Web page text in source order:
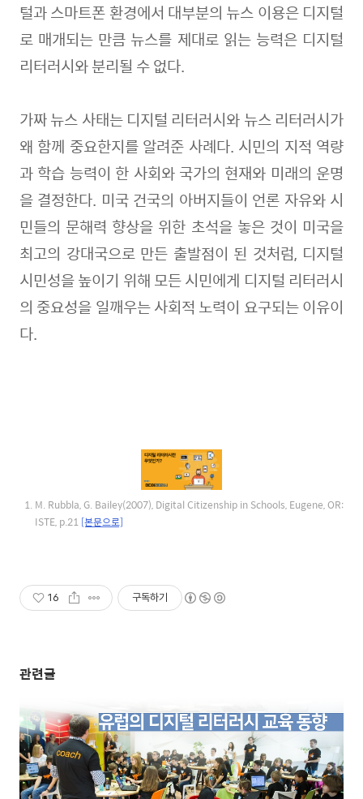
털과 스마트폰 환경에서 대부분의 뉴스 이용은 디지털
로 매개되는 만큼 뉴스를 제대로 읽는 능력은 디지털
리터러시와 분리될 수 없다.
가짜 뉴스 사태는 디지털 리터러시와 뉴스 리터러시가
왜 함께 중요한지를 알려준 사례다. 시민의 지적 역량
과 학습 능력이 한 사회와 국가의 현재와 미래의 운명
을 결정한다. 미국 건국의 아버지들이 언론 자유와 시
민들의 문해력 향상을 위한 초석을 놓은 것이 미국을
최고의 강대국으로 만든 출발점이 된 것처럼, 디지털
시민성을 높이기 위해 모든 시민에게 디지털 리터러시
의 중요성을 일깨우는 사회적 노력이 요구되는 이유이
다.
M. Rubbla, G. Bailey(2007), Digital Citizenship in Schools, Eugene, OR:
ISTE, p.21 [본문으로]
16 구독하기
관련글